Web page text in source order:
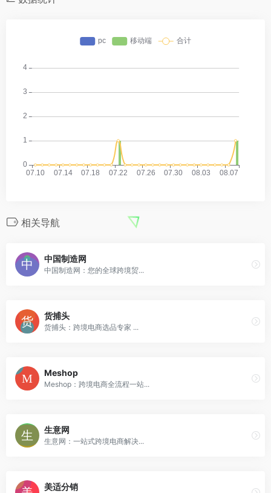
相关导航
中国制造网
中国制造网：您的全球跨境贸...
货捕头
货捕头：跨境电商选品专家 ...
Meshop
Meshop：跨境电商全流程一站...
生意网
生意网：一站式跨境电商解决...
美适分销